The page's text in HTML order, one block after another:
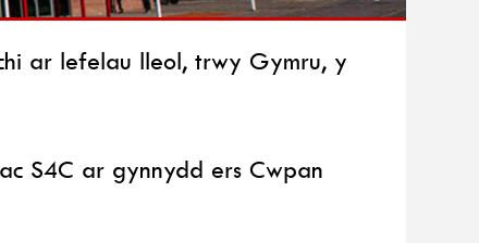
ar lefelau lleol, trwy Gymru, y
S4C ar gynnydd ers Cwpan